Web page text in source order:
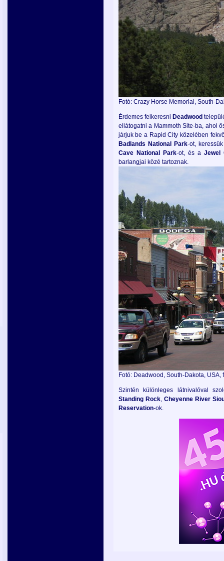
Fotó: Crazy Horse Memorial, South-
Érdemes felkeresni Deadwood
ellátogatni a Mammoth Site-ba, ahol
járjuk be a Rapid City közelében
Badlands National Park-ot,
Cave
National Park-ot, és a Jewel
barlangjai közé tartoznak.
Fotó: Deadwood, South-Dakota, USA,
Szintén különleges látnivalóval
Standing Rock, Cheyenne River
Reservation-ok.